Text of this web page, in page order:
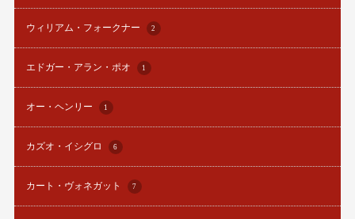
ウィリアム・フォークナー 2
エドガー・アラン・ポオ 1
オー・ヘンリー 1
カズオ・イシグロ 6
カート・ヴォネガット 7